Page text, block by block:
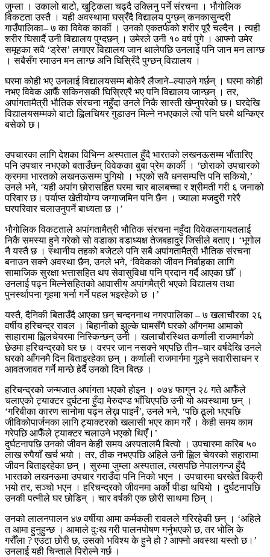
जुम्ला । उकालो बाटो, खुट्किला चढ्दै उक्लिनु पर्ने संरचना । भौगोलिक
विकटता उस्तै । यही अवस्थामा घस्रँदै विद्यालय पुग्छन् कनकासुन्दरी
गाउँपालिका– ७ का विवेक कार्की । उनको एकतर्फको शरीर पूरै चल्दैन । त्यही
शरीर घिसार्दै उनी विद्यालय पुग्दछन् । उमेरले उनी १० वर्ष पुगे । आफ्नो उमेर
समूहका सवै ‘ड्रेस’ लगाएर विद्यालय जान थालेपछि उनलाई पनि जान मन लाग्छ
। सबैसँग रमाउन मन लाग्छ अनि घिस्रिँदै पुग्छन् विद्यालय ।
घरमा कोही भए उनलाई विद्यालयसम्म बोकेरै लैजाने–ल्याउने गर्छन् । घरमा कोही
नभए विवेक आफैँ सकिनसकी घिस्रिएरै भए पनि विद्यालय जान्छन् । तर,
अपांगतामैत्री भौतिक संरचना नहुँदा उनले निकै सास्ती खेप्नुपरेको छ। घरदेखि
विद्यालयसम्मको बाटो ह्विलचियर गुडाउन मिल्ने नभएकाले त्यो पनि घरमै थन्किएर
बसेको छ।
उपचारका लागि देशका विभिन्न अस्पताल हुँदै भारतको लखनऊसम्म भौंतारिए
पनि उपचार नभएको बताउँछन् विवेकका बुबा प्रेम कार्की । ‘छोराको उपचारको
क्रममा भारतको लखनऊसम्म पुगियो । भएको सवै धनसम्पत्ति पनि सकियो,’
उनले भने, ‘यही अपांग छोरासहित घरमा चार बालबच्चा र श्रीमती गरी ६ जनाको
परिवार छ। पर्याप्त खेतीयोग्य जग्गाजमिन पनि छैन । ज्याला मजदुरी गरेरै
घरपरिवार चलाउनुपर्ने बाध्यता छ ।’
भौगोलिक विकटताले अपांगतामैत्री भौतिक संरचना नहुँदा विवेकलगायतलाई
निकै समस्या हुने गरेको सो वडाका वडाध्यक्ष तेजबहादुर जिसीले बताए। ‘भूगोल
नै यस्तै छ । स्थानीय तहको बजेटले पनि सबै अपांगतामैत्री भौतिक संरचना
बनाउन सक्ने अवस्था छैन, उनले भने, ‘विवेकको जीवन निर्वाहका लागि
सामाजिक सुरक्षा भत्तासहित थप सेवासुविधा पनि प्रदान गर्दै आएका छौँ ।
उनलाई पढ्न मिल्नेसहितको आवासीय अपांगमैत्री भएको विद्यालय तथा
पुनर्स्थापना गृहमा भर्ना गर्ने पहल भइरहेको छ ।’
यस्तै, दैनिकी बिताउँदै आएका छन् चन्दननाथ नगरपालिका – ७ खलाचौरका २६
वर्षीय हरिचन्द्र रावल । बिहानीको झुल्के घामसँगै घरको आँगनमा आमाको
साहारामा ह्विलचेयरमा निस्किन्छन् उनी । खलाचौरस्थित कर्णाली राजमार्गको
छेउमा हरिचन्द्रको घर छ । वरपर जान नसक्ने भएपछि तीन–चार वर्षदेखि उनले
घरको आँगनमै दिन बिताइरहेका छन् । कर्णाली राजमार्गमा गुड्ने सवारीसाधन र
आवतजावत गर्ने मान्छे हेर्दै उनको दिन बित्छ ।
हरिचन्द्रको जन्मजात अपांगता भएको होइन । ०७४ फागुन २८ गते आफैँले
चलाएको ट्याक्टर दुर्घटना हुँदा मेरुदण्ड भाँचिएपछि उनी यो अवस्थामा छन् ।
‘गरिबीका कारण सानोमा पढ्न लेख्न पाइनँ’, उनले भने, ‘पछि ठूलो भएपछि
जीविकोपार्जनका लागि ट्याक्टरको खलासी भएर काम गरेँ । केही समय काम
गरेपछि आफैँले ट्याक्टर चलाउने भएको थिएँ।’
दुर्घटनापछि उनको जीवन केही समय अस्पतालमै बित्यो । उपचारमा करिब ५०
लाख रुपैयाँ खर्च भयो । तर, ठीक नभएपछि अहिले उनी ह्विल चेयरको सहारामा
जीवन बिताइरहेका छन् । सुरुमा जुम्ला अस्पताल, त्यसपछि नेपालगन्ज हुँदै
भारतको लखनऊमा उपचार गराउँदा पनि निको भएन । उपचारमा घरखेत बिक्री
भयो तर, सञ्चो भएन । हरिचन्द्रको जीवनमा अर्को पीडा थपियो । दुर्घटनापछि
उनकी पत्नीले घर छोडिन् । चार वर्षकी एक छोरी साथमा छिन् ।
उनको लालनपालन ४७ वर्षीया आमा कर्मकली रावलले गरिरहेकी छन् । ‘अहिले
त आमा हुनुहुन्छ । आमाले दुःख गरी पालनपोषण गर्नुभएको छ, तर भोलि के
गरौँला ? एउटा छोरी छ, उसको भविश्य के हुने हो ? आफ्नो अवस्था यस्तो छ।’
उनलाई यही चिन्ताले पिरोल्ने गर्छ ।